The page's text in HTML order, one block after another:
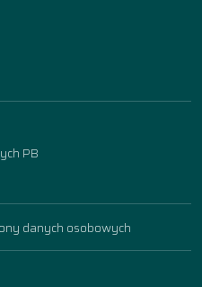
PB
danych osobowych